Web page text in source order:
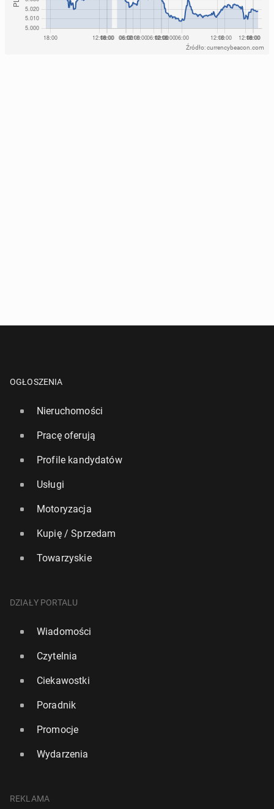
Źródło: currencybeacon.com
OGŁOSZENIA
Nieruchomości
Pracę oferują
Profile kandydatów
Usługi
Motoryzacja
Kupię / Sprzedam
Towarzyskie
DZIAŁY PORTALU
Wiadomości
Czytelnia
Ciekawostki
Poradnik
Promocje
Wydarzenia
REKLAMA